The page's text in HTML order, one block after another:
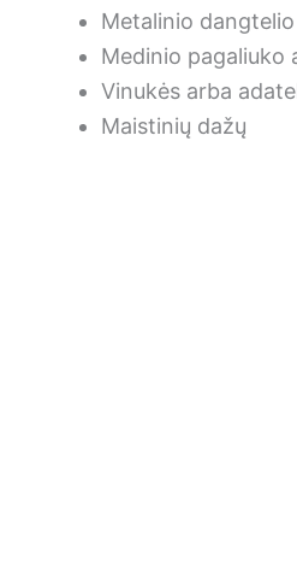
Metalinio
Medinio pagaliuko
Vinukės arba
Maistinių dažų